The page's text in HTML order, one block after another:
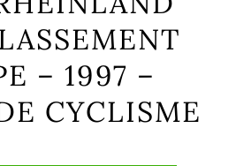
– 1997 –
CYCLISME